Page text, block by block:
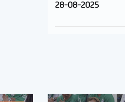
28-08-2025